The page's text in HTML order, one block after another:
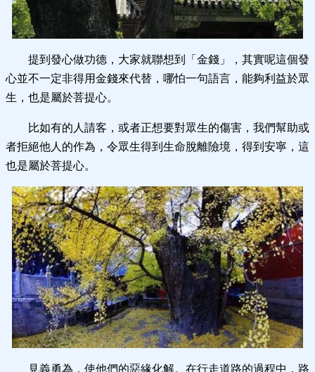
提到發心做功德，大家就聯想到「金錢」，其實呢這個發
心並不一定非得用金錢來代替，哪怕一句語言，能夠利益於眾
生，也是屬於菩提心。
比如有的人請客，或者正想要對眾生的傷害，我們幫助或
者拒絕他人的作為，令眾生得到生命脫離險境，得到安寧，這
也是屬於菩提心。
見義勇為，使他們的惡緣化解。在行走道路的過程中，路